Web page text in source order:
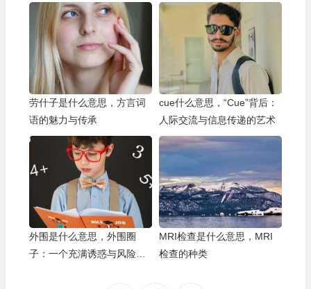
劳什子是什么意思，方言词
语的魅力与传承
cue什么意思，“Cue”背后：
人际交流与信息传递的艺术
外围是什么意思，外围圈
子：一个充满诱惑与风险的
MRI检查是什么意思，MRI
检查的种类